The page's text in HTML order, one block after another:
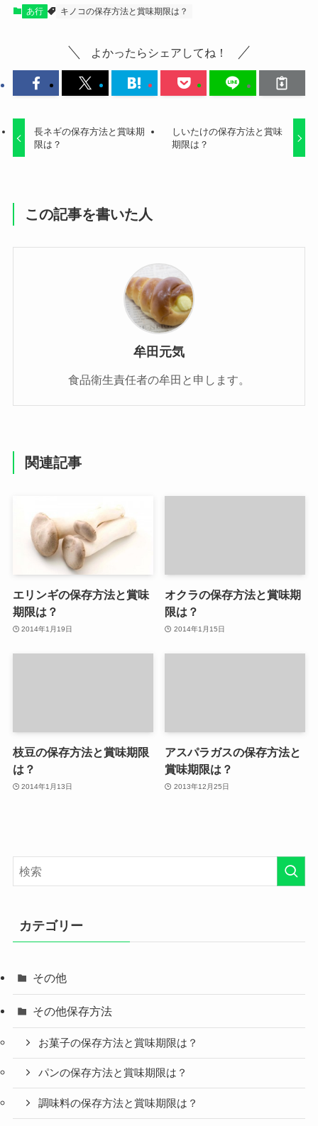
あ行 キノコの保存方法と賞味期限は？
よかったらシェアしてね！
長ネギの保存方法と賞味期
限は？
しいたけの保存方法と賞味
期限は？
この記事を書いた人
牟田元気
食品衛生責任者の牟田と申します。
関連記事
エリンギの保存方法と賞味
期限は？
2014年1月19日
オクラの保存方法と賞味期
限は？
2014年1月15日
枝豆の保存方法と賞味期限
は？
2014年1月13日
アスパラガスの保存方法と
賞味期限は？
2013年12月25日
カテゴリー
その他
その他保存方法
お菓子の保存方法と賞味期限は？
パンの保存方法と賞味期限は？
調味料の保存方法と賞味期限は？